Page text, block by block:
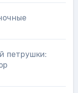
петрушки: